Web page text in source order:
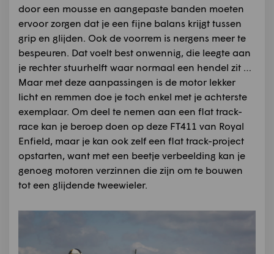
door een mousse en aangepaste banden moeten
ervoor zorgen dat je een fijne balans krijgt tussen
grip en glijden. Ook de voorrem is nergens meer te
bespeuren. Dat voelt best onwennig, die leegte aan
je rechter stuurhelft waar normaal een hendel zit …
Maar met deze aanpassingen is de motor lekker
licht en remmen doe je toch enkel met je achterste
exemplaar. Om deel te nemen aan een flat track-
race kan je beroep doen op deze FT411 van Royal
Enfield, maar je kan ook zelf een flat track-project
opstarten, want met een beetje verbeelding kan je
genoeg motoren verzinnen die zijn om te bouwen
tot een glijdende tweewieler.